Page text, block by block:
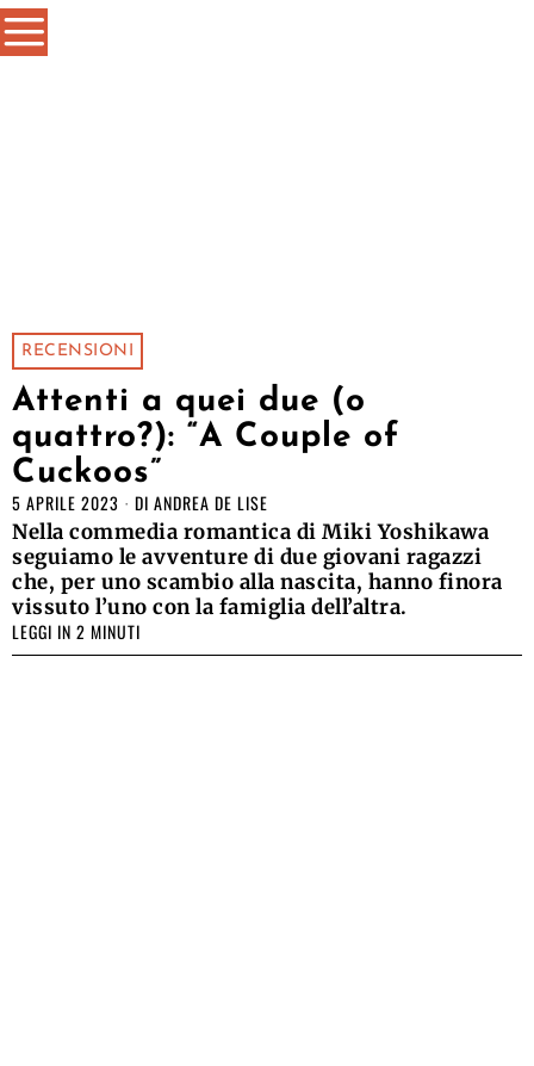
RECENSIONI
Attenti a quei due (o
quattro?): “A Couple of
Cuckoos”
5 APRILE 2023 DI ANDREA DE LISE
Nella commedia romantica di Miki Yoshikawa
seguiamo le avventure di due giovani ragazzi
che, per uno scambio alla nascita, hanno finora
vissuto l’uno con la famiglia dell’altra.
LEGGI IN 2 MINUTI